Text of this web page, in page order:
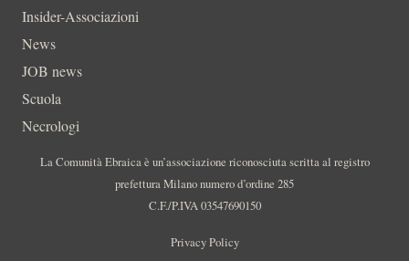
Insider-Associazioni
News
JOB news
Scuola
Necrologi
La Comunità Ebraica è un’associazione riconosciuta scritta al registro
prefettura Milano numero d’ordine 285
C.F./P.IVA 03547690150
Privacy Policy